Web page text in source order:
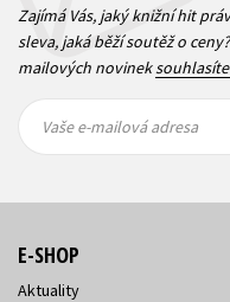
Zajímá Vás, jaký knižní hit
sleva, jaká běží soutěž o
mailových novinek
mailová
mailová
Vaše e-mailová adresa
E-SHOP
Aktuality